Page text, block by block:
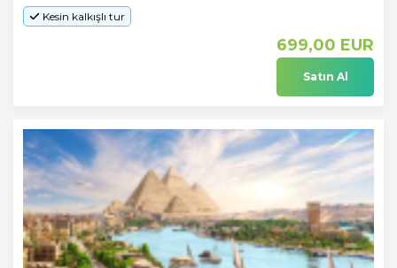
Kesin kalkışlı tur
699,00 EUR
Satın Al